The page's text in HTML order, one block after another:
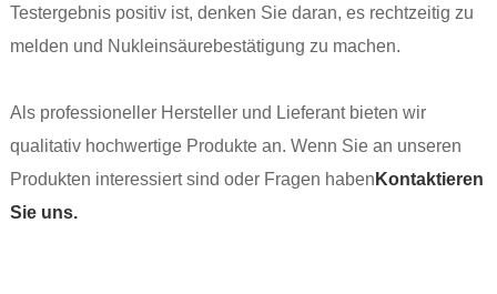
Testergebnis positiv ist, denken Sie daran, es rechtzeitig zu
melden und Nukleinsäurebestätigung zu machen.
Als professioneller Hersteller und Lieferant bieten wir
qualitativ hochwertige Produkte an. Wenn Sie an unseren
Produkten interessiert sind oder Fragen haben Kontaktieren
Sie uns.